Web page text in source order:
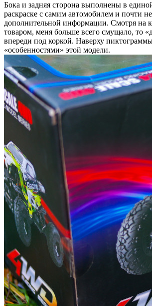
Бока и задняя сторона выполнены в
раскраске с самим автомобилем и почти
дополнительной информации. Смотря на
товаром, меня больше всего смущало, то
впереди под коркой. Наверху
«особенностями» этой модели.